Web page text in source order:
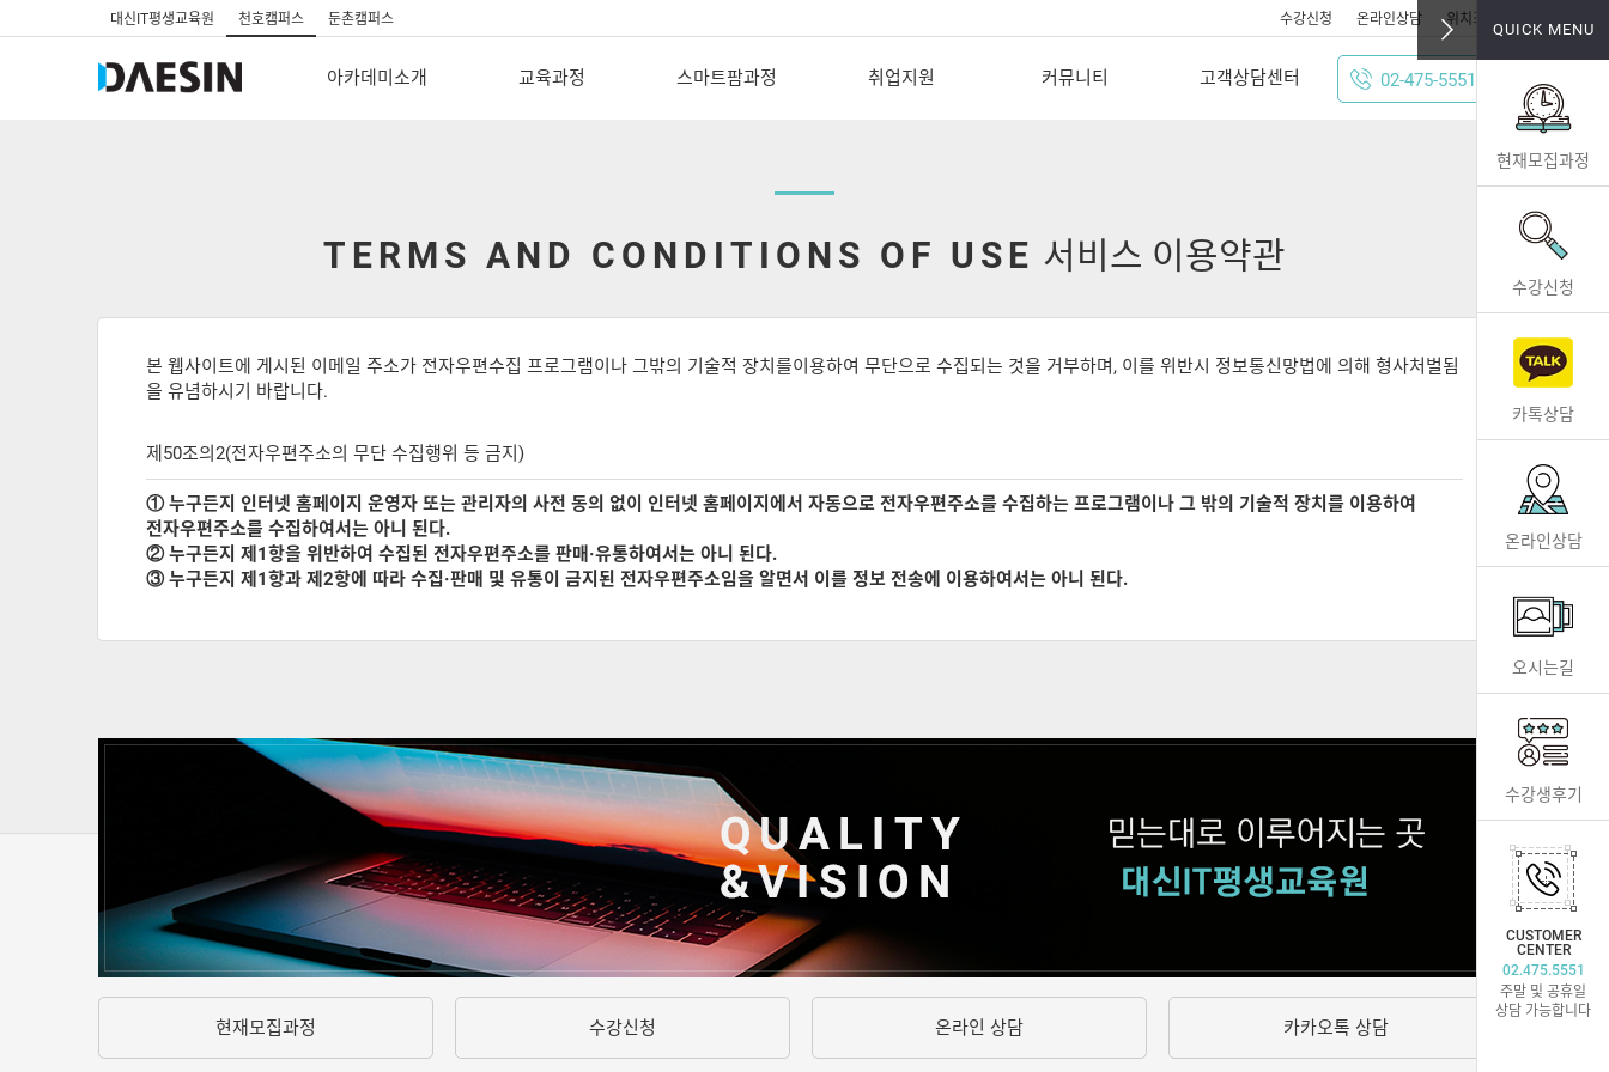
대신IT평생교육원 천호캠퍼스 둔촌캠퍼스 수강신청 온라인상담 위치조회
아카데미소개 교육과정 스마트팜과정 취업지원 커뮤니티 고객상담센터 02-475-5551
QUICK MENU
현재모집과정
수강신청
카톡상담
온라인상담
오시는길
수강생후기
CUSTOMER
CENTER
02.475.5551
주말 및 공휴일
상담 가능합니다
TERMS AND CONDITIONS OF USE 서비스 이용약관
본 웹사이트에 게시된 이메일 주소가 전자우편수집 프로그램이나 그밖의 기술적 장치를이용하여 무단으로 수집되는 것을 거부하며, 이를 위반시 정보통신망법에 의해 형사처벌됨
을 유념하시기 바랍니다.
제50조의2(전자우편주소의 무단 수집행위 등 금지)
① 누구든지 인터넷 홈페이지 운영자 또는 관리자의 사전 동의 없이 인터넷 홈페이지에서 자동으로 전자우편주소를 수집하는 프로그램이나 그 밖의 기술적 장치를 이용하여
전자우편주소를 수집하여서는 아니 된다.
② 누구든지 제1항을 위반하여 수집된 전자우편주소를 판매·유통하여서는 아니 된다.
③ 누구든지 제1항과 제2항에 따라 수집·판매 및 유통이 금지된 전자우편주소임을 알면서 이를 정보 전송에 이용하여서는 아니 된다.
현재모집과정 수강신청 온라인 상담 카카오톡 상담